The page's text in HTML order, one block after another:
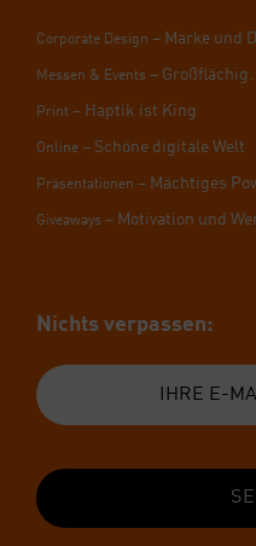
Cor­po­ra­te Design – Mar­ke und
Mes­sen & Events –
Print – Hap­tik ist King
Online – Schö­ne digi­ta­le Welt
Prä­sen­ta­tio­nen – Mäch­ti­ges
Givea­ways – Moti­va­ti­on und
Nichts ver­pas­sen: